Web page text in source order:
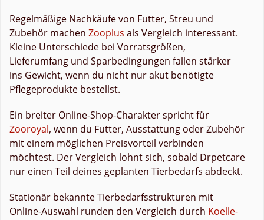
Regelmäßige Nachkäufe von Futter, Streu und
Zubehör machen Zooplus als Vergleich interessant.
Kleine Unterschiede bei Vorratsgrößen,
Lieferumfang und Sparbedingungen fallen stärker
ins Gewicht, wenn du nicht nur akut benötigte
Pflegeprodukte bestellst.
Ein breiter Online-Shop-Charakter spricht für
Zooroyal, wenn du Futter, Ausstattung oder Zubehör
mit einem möglichen Preisvorteil verbinden
möchtest. Der Vergleich lohnt sich, sobald Drpetcare
nur einen Teil deines geplanten Tierbedarfs abdeckt.
Stationär bekannte Tierbedarfsstrukturen mit
Online-Auswahl runden den Vergleich durch Koelle-